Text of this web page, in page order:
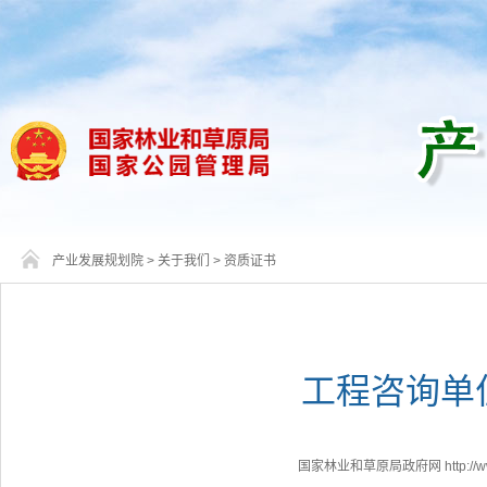
产业发展规划院 > 关于我们 > 资质证书
工程咨询单
国家林业和草原局政府网 http://